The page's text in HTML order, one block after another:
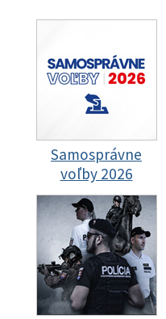
Samosprávne
voľby 2026